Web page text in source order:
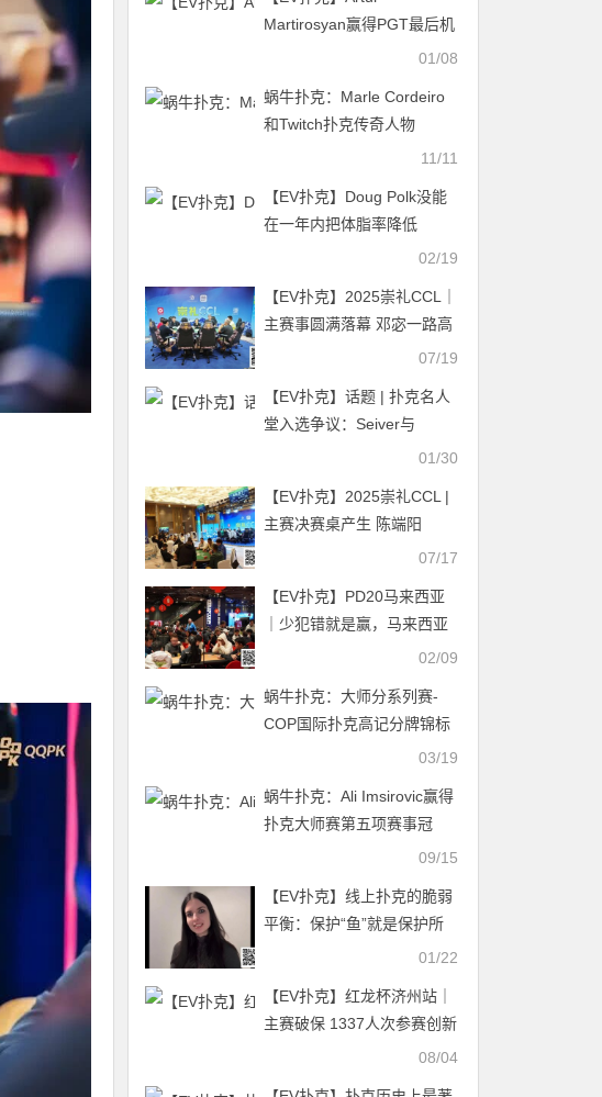
Martirosyan赢得PGT最后机
01/08
蜗牛扑克：Marle Cordeiro
和Twitch扑克传奇人物
11/11
【EV扑克】Doug Polk没能
在一年内把体脂率降低
50%，输给Bill Perkins 20万
02/19
【EV扑克】2025崇礼CCL｜
主赛事圆满落幕 邓宓一路高
07/19
【EV扑克】话题 | 扑克名人
堂入选争议：Seiver与
Schulman的对决及更广泛的
01/30
【EV扑克】2025崇礼CCL |
主赛决赛桌产生 陈端阳
377.5w记分牌领跑最后8人
07/17
【EV扑克】PD20马来西亚
｜少犯错就是赢，马来西亚
选手嘉雯稳扎稳打夺得女士
02/09
蜗牛扑克：大师分系列赛-
COP国际扑克高记分牌锦标
03/19
蜗牛扑克：Ali Imsirovic赢得
扑克大师赛第五项赛事冠
09/15
【EV扑克】线上扑克的脆弱
平衡：保护“鱼”就是保护所
01/22
【EV扑克】红龙杯济州站｜
主赛破保 1337人次参赛创新
纪录 李仲垚/NAKAMURA08/04